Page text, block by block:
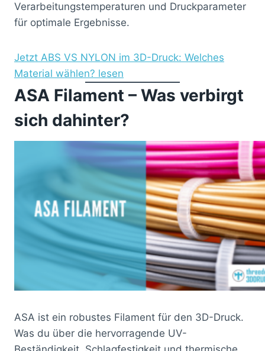
Verarbeitungstemperaturen und Druckparameter
für optimale Ergebnisse.
Jetzt ABS VS NYLON im 3D-Druck: Welches
Material wählen? lesen
ASA Filament – Was verbirgt
sich dahinter?
ASA ist ein robustes Filament für den 3D-Druck.
Was du über die hervorragende UV-